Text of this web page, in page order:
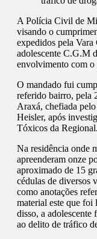
A Polícia Civil de
visando o
expedidos pela
adolescente C.G.M
envolvimento com o
O mandado fui
referido bairro, pela
Araxá, chefiada
Heisler, após
Tóxicos da Regional.
Na residência onde
apreenderam onze
aproximado de 15
cédulas de diversos
como anotações
material este que foi
disso, a
ao delito de tráfico